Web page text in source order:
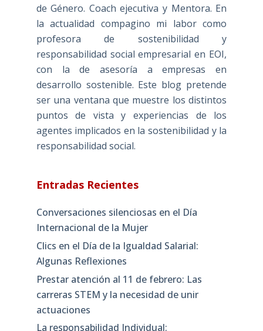
de Género. Coach ejecutiva y Mentora. En
la actualidad compagino mi labor como
profesora de sostenibilidad y
responsabilidad social empresarial en EOI,
con la de asesoría a empresas en
desarrollo sostenible. Este blog pretende
ser una ventana que muestre los distintos
puntos de vista y experiencias de los
agentes implicados en la sostenibilidad y la
responsabilidad social.
Entradas Recientes
Conversaciones silenciosas en el Día
Internacional de la Mujer
Clics en el Día de la Igualdad Salarial:
Algunas Reflexiones
Prestar atención al 11 de febrero: Las
carreras STEM y la necesidad de unir
actuaciones
La responsabilidad Individual: